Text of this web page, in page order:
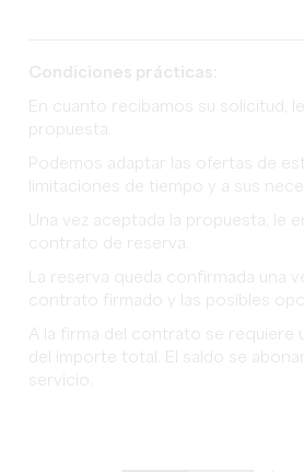
Condiciones prácticas:
En cuanto recibamos su solicitud,
propuesta.
Podemos adaptar las ofertas de
limitaciones de tiempo y a sus
Una vez aceptada la propuesta, le
contrato de reserva.
La reserva queda confirmada una
contrato firmado y las posibles
A la firma del contrato se requiere
del importe total. El saldo se
servicio.